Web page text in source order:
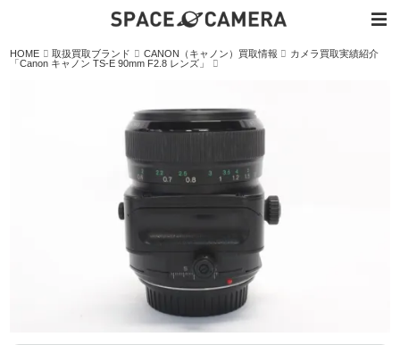
容
を
プ
HOME 取扱買取ブランド CANON（キャノン）買取情報
カメラ買取実績紹介
「Canon キャノン TS-E 90mm F2.8 レンズ」